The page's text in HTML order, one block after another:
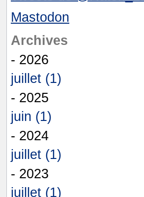
Mastodon
Archives
- 2026
juillet (1)
- 2025
juin (1)
- 2024
juillet (1)
- 2023
juillet (1)